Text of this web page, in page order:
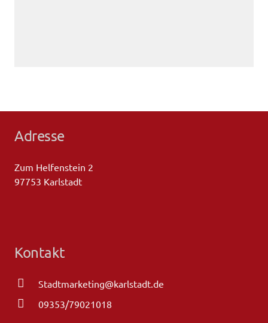
Adresse
Zum Helfenstein 2
97753 Karlstadt
Kontakt
Stadtmarketing@karlstadt.de
09353/79021018